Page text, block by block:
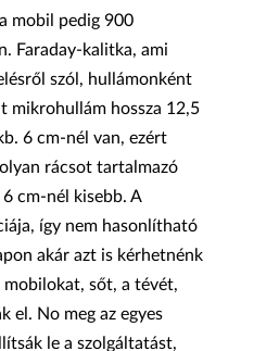
mobil pedig 900
Faraday-kalitka, ami
szól, hullámonként
mikrohullám hossza 12,5
6 cm-nél van, ezért
rácsot tartalmazó
cm-nél kisebb. A
így nem hasonlítható
akár azt is kérhetnénk
mobilokat, sőt, a tévét,
el. No meg az egyes
le a szolgáltatást,